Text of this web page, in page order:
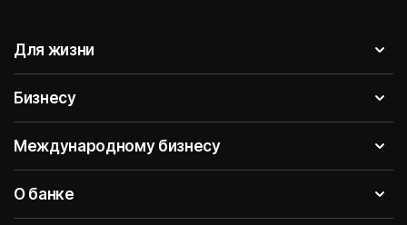
Для жизни
Бизнесу
Международному бизнесу
О банке